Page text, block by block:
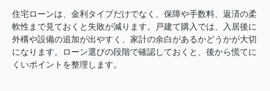
住宅ローンは、金利タイプだけでなく、保障や手数料、返済の柔
軟性まで見ておくと失敗が減ります。戸建て購入では、入居後に
外構や設備の追加が出やすく、家計の余白があるかどうかが大切
になります。ローン選びの段階で確認しておくと、後から慌てに
くいポイントを整理します。